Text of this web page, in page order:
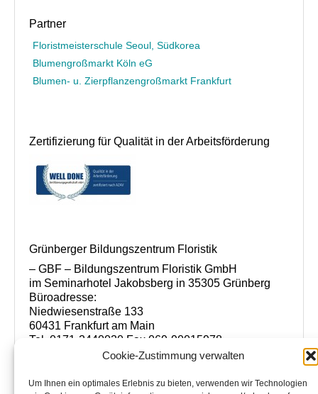
Cookie-Zustimmung verwalten
Um Ihnen ein optimales Erlebnis zu bieten, verwenden wir Technologien
Partner
Floristmeisterschule Seoul, Südkorea
Blumengroßmarkt Köln eG
Blumen- u. Zierpflanzengroßmarkt Frankfurt
Zertifizierung für Qualität in der Arbeitsförderung
Grünberger Bildungszentrum Floristik
– GBF – Bildungszentrum Floristik GmbH
im Seminarhotel Jakobsberg in 35305 Grünberg
Büroadresse:
Niedwiesenstraße 133
60431 Frankfurt am Main
Tel. 0171-2440020 Fax 069-90015978
www.florist-meisterschule.de
info@bildungszentrum-floristik.de